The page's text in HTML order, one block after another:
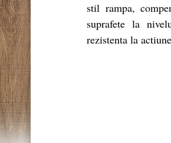
stil rampa,
suprafete la
rezistenta la